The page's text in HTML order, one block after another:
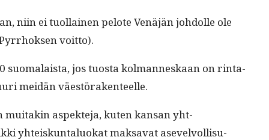
niin ei tuol­lainen pelote Venäjän johdolle ole
voitto).
suo­ma­laista, jos tuos­ta kol­man­neskaan on rin­ta­
mei­dän väestörakenteelle.
muitakin aspek­te­ja, kuten kansan yht­
yhteiskun­talu­okat mak­sa­vat asevelvol­lisu­